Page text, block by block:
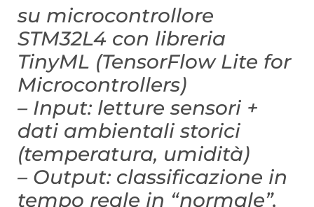
su microcontrollore
STM32L4 con libreria
TinyML (TensorFlow Lite for
Microcontrollers)
– Input: letture sensori +
dati ambientali storici
(temperatura, umidità)
– Output: classificazione in
tempo reale in “normale”,